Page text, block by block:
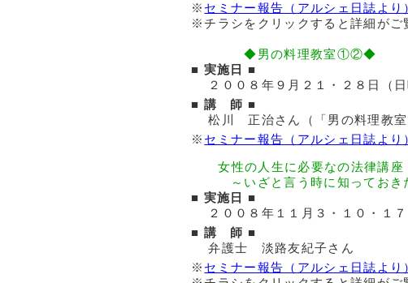
※ セミナー報告（アルシェ日誌より
※チラシをクリックすると詳細がご
◆男の料理教室①②◆
■ 実施日 ■
２００８年９月２１・２８日（日
■ 講 師 ■
松川 正治さん（「男の料理教室
※ セミナー報告（アルシェ日誌より
女性の人生に必要なの法律講座
～いざと言う時に知っておきた
■ 実施日 ■
２００８年１１月３・１０・１７
■ 講 師 ■
弁護士 淡路友紀子さん
※ セミナー報告（アルシェ日誌より